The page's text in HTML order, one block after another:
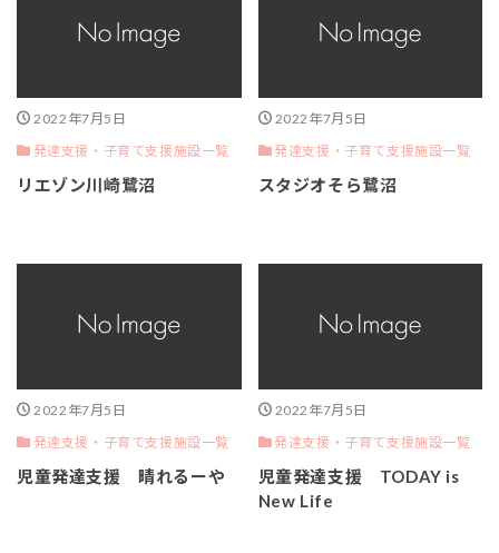
2022年7月5日
発達支援・子育て支援施設一覧
リエゾン川崎鷺沼
2022年7月5日
発達支援・子育て支援施設一覧
スタジオそら鷺沼
2022年7月5日
発達支援・子育て支援施設一覧
児童発達支援 晴れるーや
2022年7月5日
発達支援・子育て支援施設一覧
児童発達支援 TODAY is
New Life